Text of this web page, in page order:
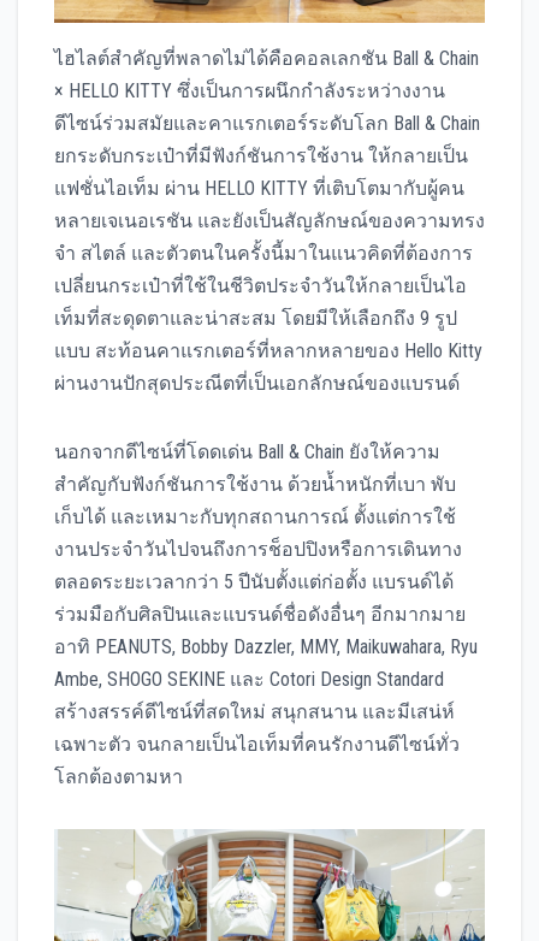
ไฮไลต์สำคัญที่พลาดไม่ได้คือคอลเลกชัน Ball & Chain
× HELLO KITTY ซึ่งเป็นการผนึกกำลังระหว่างงาน
ดีไซน์ร่วมสมัยและคาแรกเตอร์ระดับโลก Ball & Chain
ยกระดับกระเป๋าที่มีฟังก์ชันการใช้งาน ให้กลายเป็น
แฟชั่นไอเท็ม ผ่าน HELLO KITTY ที่เติบโตมากับผู้คน
หลายเจเนอเรชัน และยังเป็นสัญลักษณ์ของความทรง
จำ สไตล์ และตัวตนในครั้งนี้มาในแนวคิดที่ต้องการ
เปลี่ยนกระเป๋าที่ใช้ในชีวิตประจำวันให้กลายเป็นไอ
เท็มที่สะดุดตาและน่าสะสม โดยมีให้เลือกถึง 9 รูป
แบบ สะท้อนคาแรกเตอร์ที่หลากหลายของ Hello Kitty
ผ่านงานปักสุดประณีตที่เป็นเอกลักษณ์ของแบรนด์
นอกจากดีไซน์ที่โดดเด่น Ball & Chain ยังให้ความ
สำคัญกับฟังก์ชันการใช้งาน ด้วยน้ำหนักที่เบา พับ
เก็บได้ และเหมาะกับทุกสถานการณ์ ตั้งแต่การใช้
งานประจำวันไปจนถึงการช็อปปิงหรือการเดินทาง
ตลอดระยะเวลากว่า 5 ปีนับตั้งแต่ก่อตั้ง แบรนด์ได้
ร่วมมือกับศิลปินและแบรนด์ชื่อดังอื่นๆ อีกมากมาย
อาทิ PEANUTS, Bobby Dazzler, MMY, Maikuwahara, Ryu
Ambe, SHOGO SEKINE และ Cotori Design Standard
สร้างสรรค์ดีไซน์ที่สดใหม่ สนุกสนาน และมีเสน่ห์
เฉพาะตัว จนกลายเป็นไอเท็มที่คนรักงานดีไซน์ทั่ว
โลกต้องตามหา